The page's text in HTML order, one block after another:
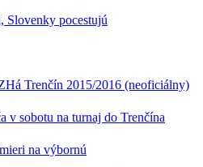
Slovenky pocestujú
Trenčín 2015/2016 (neoficiálny)
sobotu na turnaj do Trenčína
na výbornú